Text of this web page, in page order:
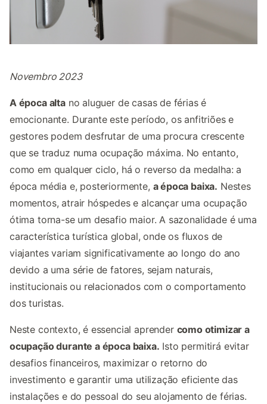
Novembro 2023
A época altano aluguer de casas de férias é
emocionante. Durante este período, os anfitriões e
gestores podem desfrutar de uma procura crescente
que se traduz numa ocupação máxima. No entanto,
como em qualquer ciclo, há o reverso da medalha: a
época média e, posteriormente, a época baixa. Nestes
momentos, atrair hóspedes e alcançar uma ocupação
ótima torna-se um desafio maior. A sazonalidade é uma
característica turística global, onde os fluxos de
viajantes variam significativamente ao longo do ano
devido a uma série de fatores, sejam naturais,
institucionais ou relacionados com o comportamento
dos turistas.
Neste contexto, é essencial aprender como otimizar a
ocupação durante a época baixa. Isto permitirá evitar
desafios financeiros, maximizar o retorno do
investimento e garantir uma utilização eficiente das
instalações e do pessoal do seu alojamento de férias.